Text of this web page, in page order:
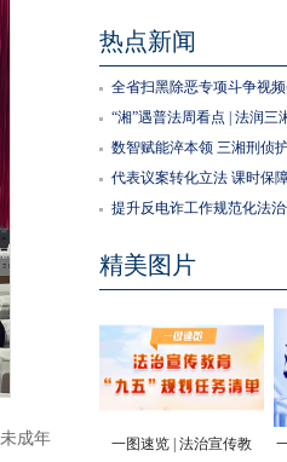
成年
热点新闻
全省扫黑除恶专项斗争视
“湘”遇普法周看点 | 法润三
精美图片
一图速览 | 法治宣传教